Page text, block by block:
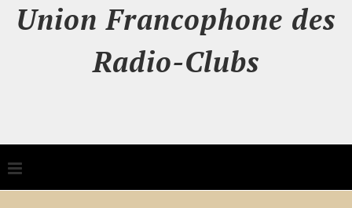
Union Francophone des
Radio-Clubs